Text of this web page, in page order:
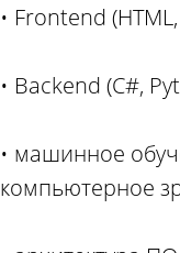
• Frontend (HTML,
• Backend (C#,
• машинное
компьютерное